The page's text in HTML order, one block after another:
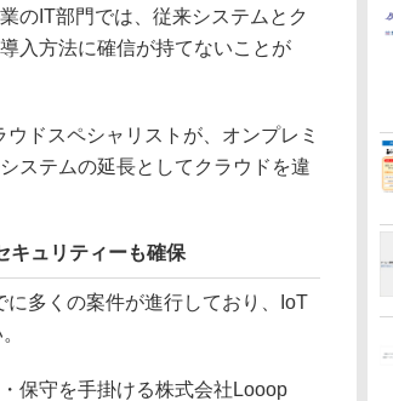
のIT部門では、従来システムとク
入方法に確信が持てないことが
ドスペシャリストが、オンプレミ
ステムの延長としてクラウドを違
キュリティーも確保
多くの案件が進行しており、IoT
保守を手掛ける株式会社Looop